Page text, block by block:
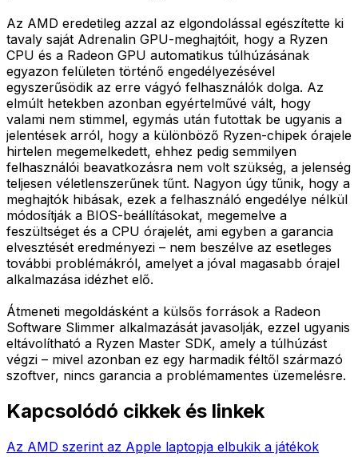
Az AMD eredetileg azzal az elgondolással egészítette ki
tavaly saját Adrenalin GPU-meghajtóit, hogy a Ryzen
CPU és a Radeon GPU automatikus túlhúzásának
egyazon felületen történő engedélyezésével
egyszerűsödik az erre vágyó felhasználók dolga. Az
elmúlt hetekben azonban egyértelművé vált, hogy
valami nem stimmel, egymás után futottak be ugyanis a
jelentések arról, hogy a különböző Ryzen-chipek órajele
hirtelen megemelkedett, ehhez pedig semmilyen
felhasználói beavatkozásra nem volt szükség, a jelenség
teljesen véletlenszerűnek tűnt. Nagyon úgy tűnik, hogy a
meghajtók hibásak, ezek a felhasználó engedélye nélkül
módosítják a BIOS-beállításokat, megemelve a
feszültséget és a CPU órajelét, ami egyben a garancia
elvesztését eredményezi – nem beszélve az esetleges
további problémákról, amelyet a jóval magasabb órajel
alkalmazása idézhet elő.
Átmeneti megoldásként a külsős források a Radeon
Software Slimmer alkalmazását javasolják, ezzel ugyanis
eltávolítható a Ryzen Master SDK, amely a túlhúzást
végzi – mivel azonban ez egy harmadik féltől származó
szoftver, nincs garancia a problémamentes üzemelésre.
Kapcsolódó cikkek és linkek
Az AMD szerint az Apple laptopja elbukik a játékok